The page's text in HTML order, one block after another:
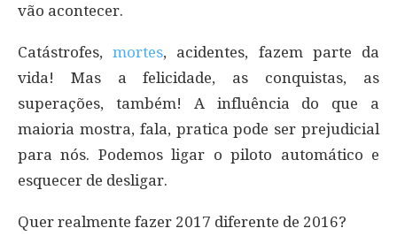
vão acontecer.
Catástrofes, mortes, acidentes, fazem parte da
vida! Mas a felicidade, as conquistas, as
superações, também! A influência do que a
maioria mostra, fala, pratica pode ser prejudicial
para nós. Podemos ligar o piloto automático e
esquecer de desligar.
Quer realmente fazer 2017 diferente de 2016?